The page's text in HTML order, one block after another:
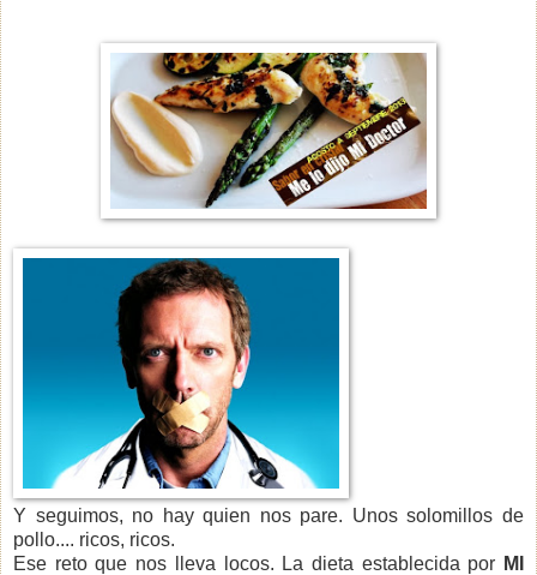
Y seguimos, no hay quien nos pare. Unos solomillos de
pollo.... ricos, ricos.
Ese reto que nos lleva locos. La dieta establecida por MI